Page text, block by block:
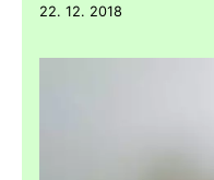
22. 12. 2018